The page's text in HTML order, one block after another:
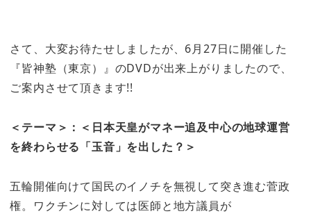
さて、大変お待たせしましたが、6月27日に開催した
『皆神塾（東京）』のDVDが出来上がりましたので、
ご案内させて頂きます!!
＜テーマ＞：＜日本天皇がマネー追及中心の地球運営
を終わらせる「玉音」を出した？＞
五輪開催向けて国民のイノチを無視して突き進む菅政
権。ワクチンに対しては医師と地方議員が